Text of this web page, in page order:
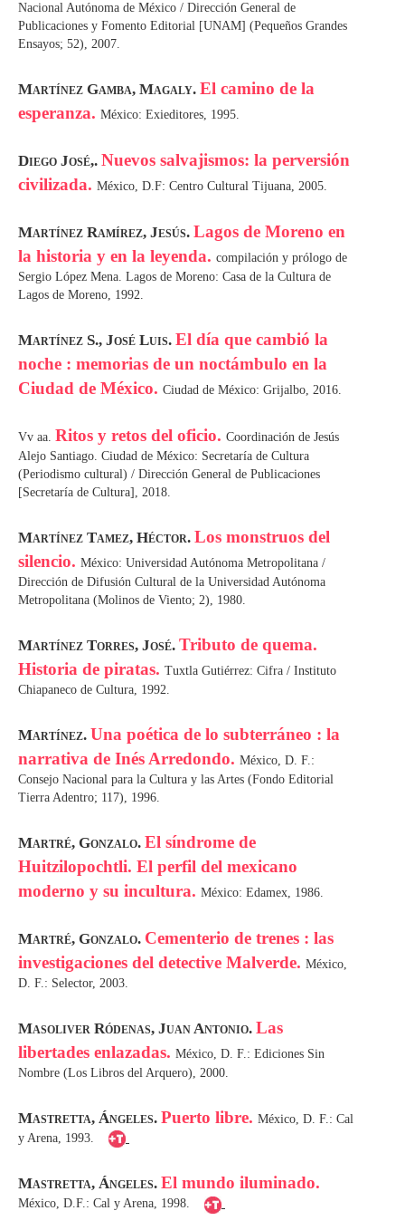
Nacional Autónoma de México / Dirección General de
Publicaciones y Fomento Editorial [UNAM] (Pequeños Grandes
Ensayos; 52), 2007.
Martínez Gamba, Magaly. El camino de la
esperanza. México: Exieditores, 1995.
Diego José,. Nuevos salvajismos: la perversión
civilizada. México, D.F: Centro Cultural Tijuana, 2005.
Martínez Ramírez, Jesús. Lagos de Moreno en
la historia y en la leyenda. compilación y prólogo de
Sergio López Mena. Lagos de Moreno: Casa de la Cultura de
Lagos de Moreno, 1992.
Martínez S., José Luis. El día que cambió la
noche : memorias de un noctámbulo en la
Ciudad de México. Ciudad de México: Grijalbo, 2016.
Vv aa. Ritos y retos del oficio. Coordinación de Jesús
Alejo Santiago. Ciudad de México: Secretaría de Cultura
(Periodismo cultural) / Dirección General de Publicaciones
[Secretaría de Cultura], 2018.
Martínez Tamez, Héctor. Los monstruos del
silencio. México: Universidad Autónoma Metropolitana /
Dirección de Difusión Cultural de la Universidad Autónoma
Metropolitana (Molinos de Viento; 2), 1980.
Martínez Torres, José. Tributo de quema.
Historia de piratas. Tuxtla Gutiérrez: Cifra / Instituto
Chiapaneco de Cultura, 1992.
Martínez. Una poética de lo subterráneo : la
narrativa de Inés Arredondo. México, D. F.:
Consejo Nacional para la Cultura y las Artes (Fondo Editorial
Tierra Adentro; 117), 1996.
Martré, Gonzalo. El síndrome de
Huitzilopochtli. El perfil del mexicano
moderno y su incultura. México: Edamex, 1986.
Martré, Gonzalo. Cementerio de trenes : las
investigaciones del detective Malverde. México,
D. F.: Selector, 2003.
Masoliver Ródenas, Juan Antonio. Las
libertades enlazadas. México, D. F.: Ediciones Sin
Nombre (Los Libros del Arquero), 2000.
Mastretta, Ángeles. Puerto libre. México, D. F.: Cal
y Arena, 1993.
Mastretta, Ángeles. El mundo iluminado.
México, D.F.: Cal y Arena, 1998.